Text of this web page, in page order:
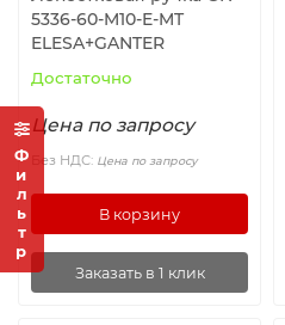
Фильтр
5336-60-M10-E-MT
ELESA+GANTER
Достаточно
Цена по запросу
Без НДС: Цена по запросу
В корзину
Заказать в 1 клик